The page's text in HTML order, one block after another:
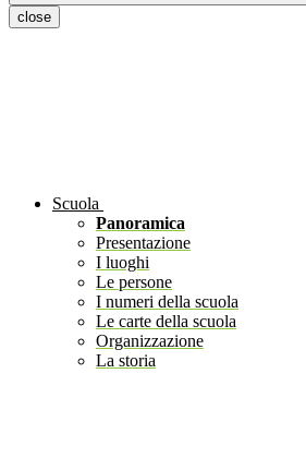
close
Scuola
Panoramica
Presentazione
I luoghi
Le persone
I numeri della scuola
Le carte della scuola
Organizzazione
La storia